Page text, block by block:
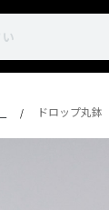
/ ドロップ丸鉢